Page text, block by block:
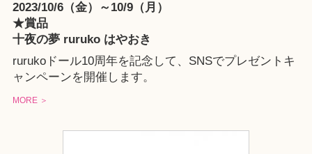
2023/10/6（金）～10/9（月）
★賞品
十夜の夢 ruruko はやおき
rurukoドール10周年を記念して、SNSでプレゼントキ
ャンペーンを開催します。
MORE ＞